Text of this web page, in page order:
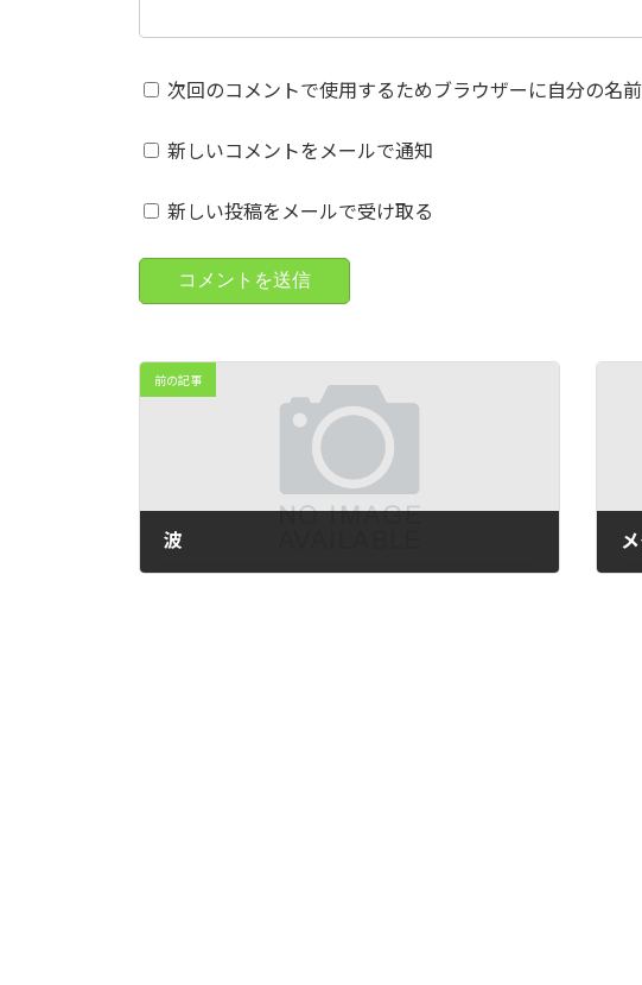
次回のコメントで使用するためブラウザーに自分の名
新しいコメントをメールで通知
新しい投稿をメールで受け取る
前の記事
波